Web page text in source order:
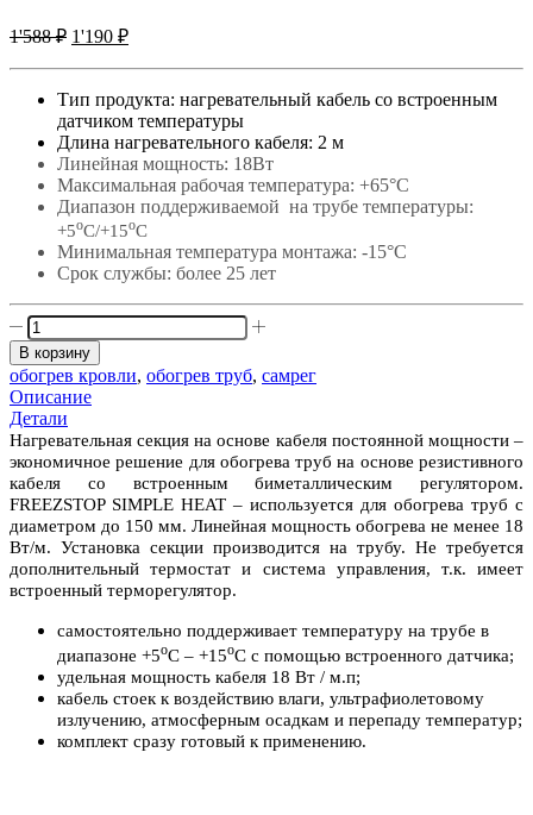
1'588₽ Первоначальная
составляла
1'588 ₽.
1'190 ₽Текущая
Тип продукта: нагревательный кабель со встроенным
датчиком температуры
Длина нагревательного кабеля: 2 м
Линейная мощность: 18Вт
Максимальная рабочая температура: +65°С
Диапазон поддерживаемой на трубе температуры:
+5оС/+15оС
Минимальная температура монтажа: -15°С
Срок службы: более 25 лет
Количество
товара
Комплект
нагревательного
кабеля
для
трубопровода
FREEZSTOP
SIMPLE
HEAT
18-
2
В корзину
обогрев кровли, обогрев труб, самрег
Описание
Детали
Нагревательная секция на основе кабеля постоянной мощности –
экономичное решение для обогрева труб на основе резистивного
кабеля со встроенным биметаллическим регулятором.
FREEZSTOP SIMPLE HEAT – используется для обогрева труб с
диаметром до 150 мм. Линейная мощность обогрева не менее 18
Вт/м. Установка секции производится на трубу. Не требуется
дополнительный термостат и система управления, т.к. имеет
встроенный терморегулятор.
самостоятельно поддерживает температуру на трубе в
диапазоне +5оС – +15оС с помощью встроенного датчика;
удельная мощность кабеля 18 Вт / м.п;
кабель стоек к воздействию влаги, ультрафиолетовому
излучению, атмосферным осадкам и перепаду температур;
комплект сразу готовый к применению.